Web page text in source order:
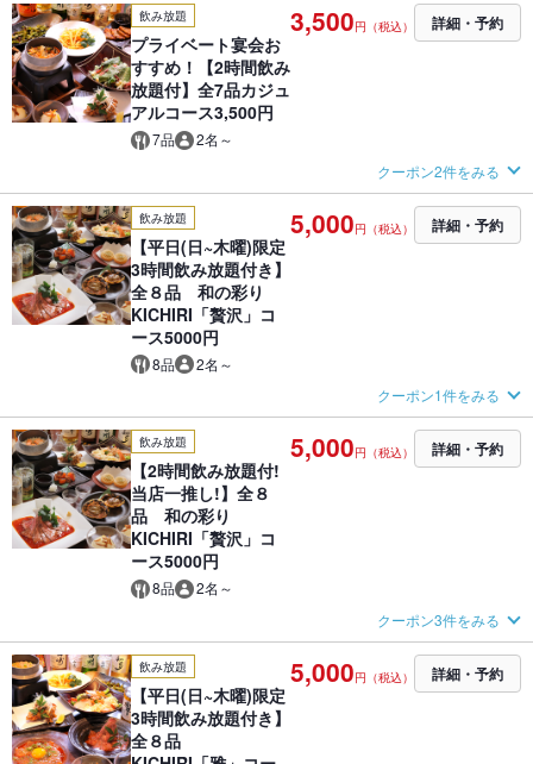
飲み放題
プライベート宴会お
すすめ！【2時間飲み
放題付】全7品カジュ
アルコース3,500円
7品 2名～
3,500円（税込） 詳細・予約
クーポン2件をみる
飲み放題
【平日(日~木曜)限定
3時間飲み放題付き】
全８品 和の彩り
KICHIRI「贅沢」コ
ース5000円
8品 2名～
5,000円（税込） 詳細・予約
クーポン1件をみる
飲み放題
【2時間飲み放題付!
当店一推し!】全８
品 和の彩り
KICHIRI「贅沢」コ
ース5000円
8品 2名～
5,000円（税込） 詳細・予約
クーポン3件をみる
飲み放題
【平日(日~木曜)限定
3時間飲み放題付き】
全８品
5,000円（税込） 詳細・予約